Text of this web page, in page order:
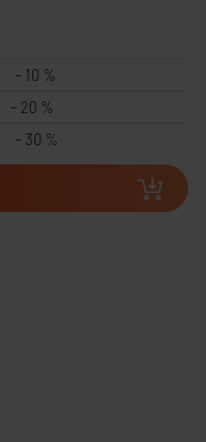
- 10 %
- 20 %
- 30 %